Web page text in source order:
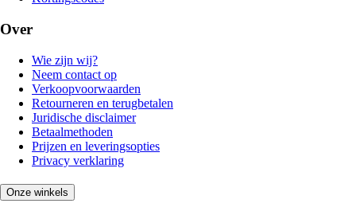
Over
Wie zijn wij?
Neem contact op
Verkoopvoorwaarden
Retourneren en terugbetalen
Juridische disclaimer
Betaalmethoden
Prijzen en leveringsopties
Privacy verklaring
Onze winkels